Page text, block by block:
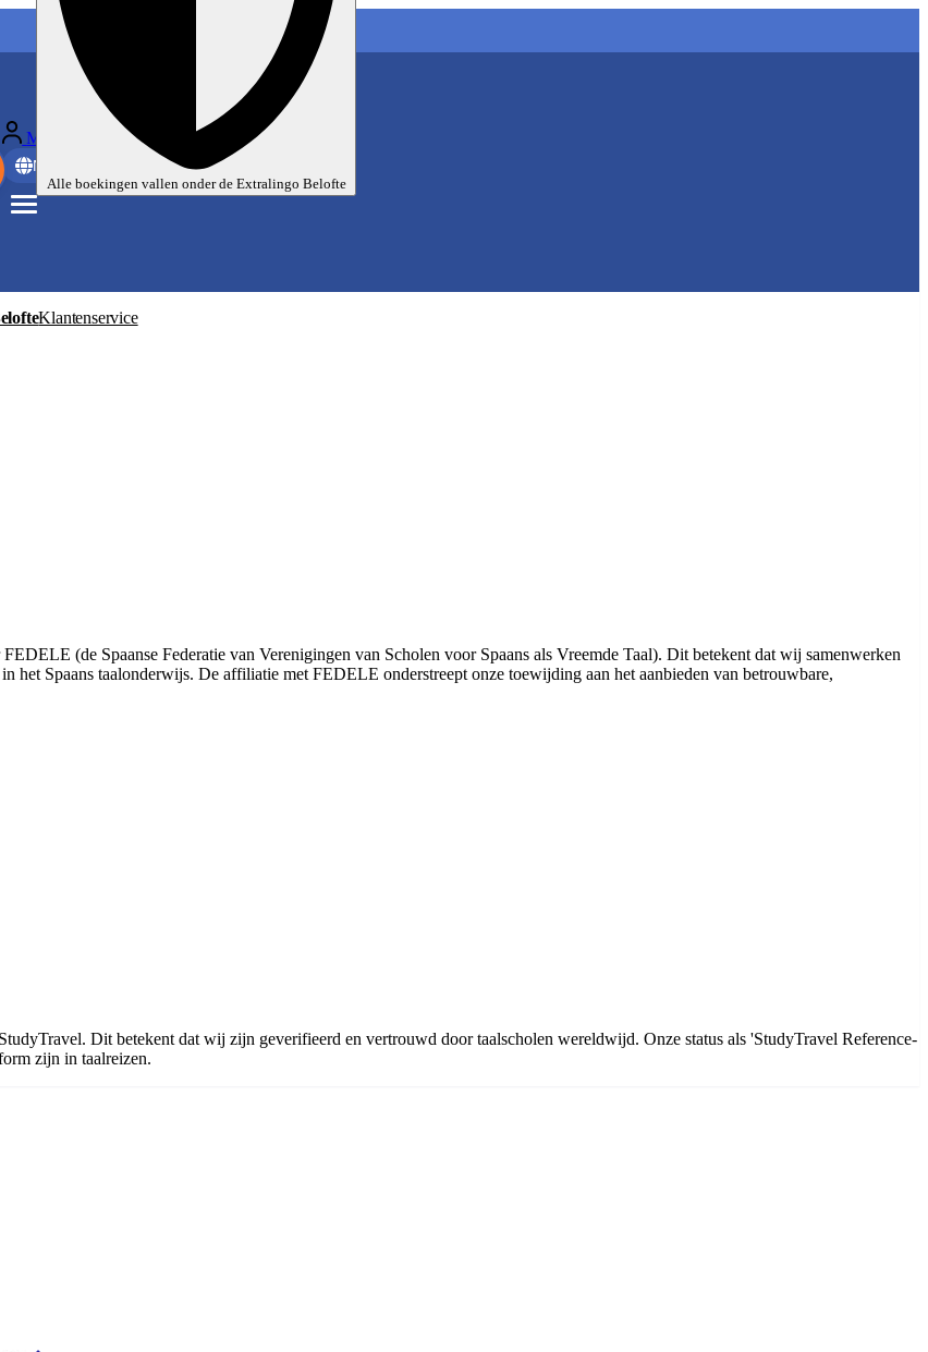
Alle boekingen vallen onder de Extralingo Belofte
Mijn taalreizen
Nl
Klantenservice
(de Spaanse Federatie van Verenigingen van Scholen voor Spaans als Vreemde Taal). Dit betekent dat wij samenwerken
het Spaans taalonderwijs. De affiliatie met FEDELE onderstreept onze toewijding aan het aanbieden van betrouwbare,
Dit betekent dat wij zijn geverifieerd en vertrouwd door taalscholen wereldwijd. Onze status als 'StudyTravel Reference-
zijn in taalreizen.